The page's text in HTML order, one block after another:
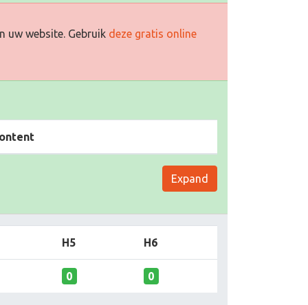
uw website. Gebruik deze gratis online
Expand
H5 H6
0 0